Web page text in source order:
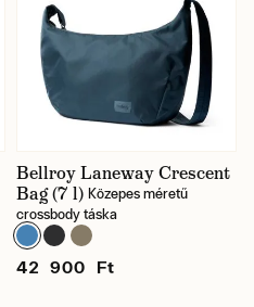
Bellroy Laneway Crescent
Bag (7 l) Közepes méretű
crossbody táska
42 900 Ft